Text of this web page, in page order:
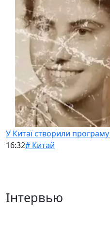
У Китаї створили
16:32# Китай
Інтервью